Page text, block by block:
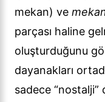
mekan) ve
parçası haline
oluşturduğunu
dayanakları
sadece